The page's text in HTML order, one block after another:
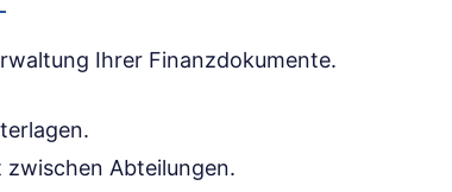
Ihrer Finanzdokumente.
Abteilungen.